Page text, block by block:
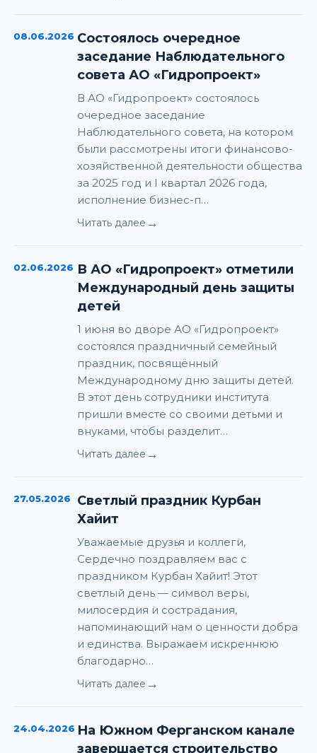
08.06.2026 Состоялось очередное
заседание Наблюдательного
совета АО «Гидропроект»
В АО «Гидропроект» состоялось
очередное заседание
Наблюдательного совета, на котором
были рассмотрены итоги финансово-
хозяйственной деятельности общества
за 2025 год и I квартал 2026 года,
исполнение бизнес-п…
Читать далее →
02.06.2026 В АО «Гидропроект» отметили
Международный день защиты
детей
1 июня во дворе АО «Гидропроект»
состоялся праздничный семейный
праздник, посвящённый
Международному дню защиты детей.
В этот день сотрудники института
пришли вместе со своими детьми и
внуками, чтобы разделит…
Читать далее →
27.05.2026
Светлый праздник Курбан
Хайит
Уважаемые друзья и коллеги,
Сердечно поздравляем вас с
праздником Курбан Хайит! Этот
светлый день — символ веры,
милосердия и сострадания,
напоминающий нам о ценности добра
и единства. Выражаем искреннюю
благодарно…
Читать далее →
24.04.2026 На Южном Ферганском канале
завершается строительство